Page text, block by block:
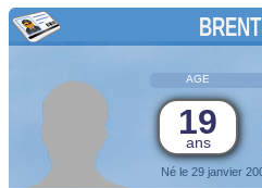
AGE
19
ans
Né le 29 janvier